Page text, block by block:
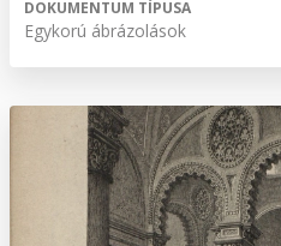
DOKUMENTUM TÍPUSA
Egykorú ábrázolások